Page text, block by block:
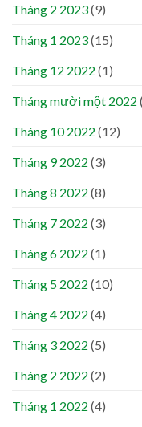
Tháng 2 2023(9)
Tháng 1 2023(15)
Tháng 12 2022 (1)
Tháng mười một 2022
Tháng 10 2022 (12)
Tháng 9 2022 (3)
Tháng 8 2022 (8)
Tháng 7 2022 (3)
Tháng 6 2022 (1)
Tháng 5 2022 (10)
Tháng 4 2022 (4)
Tháng 3 2022 (5)
Tháng 2 2022 (2)
Tháng 1 2022 (4)